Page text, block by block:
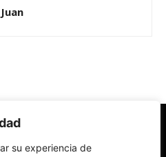
su experiencia de
Juan
católica y la sociedad